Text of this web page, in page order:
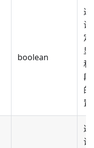
boolean
返
设
定
显
和
段
的
置
返
设